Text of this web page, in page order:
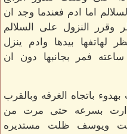
اما ادم فعندما وجد ان
وقرر النزول على السلالم
لهاتفها بيدها وادم ينزل
فمر بجانبها دون ان
باتجاه الغرفه وبالقرب
بسرعه حتى مرت من
ويوسف ظلت مستديره